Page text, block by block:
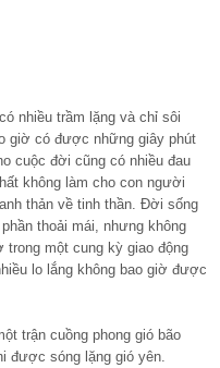
nhiều trầm lặng và chỉ sôi
giờ có được những giây phút
cuộc đời cũng có nhiều đau
không làm cho con người
thản về tinh thần. Đời sống
thoải mái, nhưng không
một cung kỳ giao động
lo lắng không bao giờ được
trận cuồng phong gió bão
được sóng lặng gió yên.